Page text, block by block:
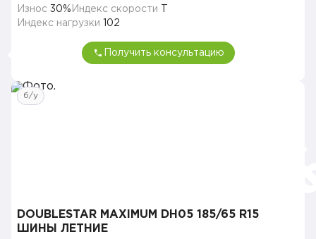
Износ 30% Индекс скорости
Индекс нагрузки
102
Получить консультацию
б/у
DOUBLESTAR MAXIMUM DH05 185/65 R15
ШИНЫ ЛЕТНИЕ